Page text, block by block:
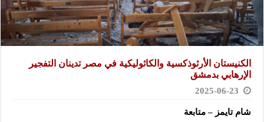
الكنيستان الأرثوذكسية والكاثوليكية في مصر تدينان التفجير
الإرهابي بدمشق
2025-06-23
شام تايمز – متابعة